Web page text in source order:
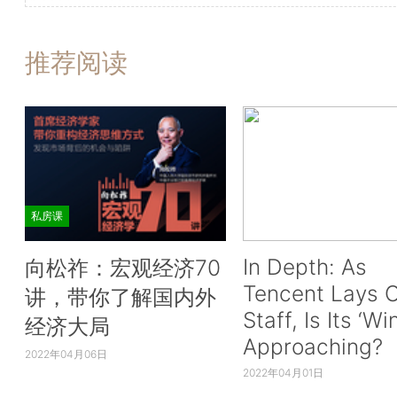
推荐阅读
私房课
向松祚：宏观经济70
讲，带你了解国内外
经济大局
2022年04月06日
In Depth: As
Tencent Lays
Staff, Is Its
Approaching?
2022年04月01日